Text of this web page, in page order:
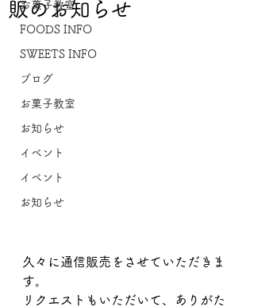
お菓子教室
FOODS INFO
SWEETS INFO
ブログ
お菓子教室
お知らせ
イベント
イベント
お知らせ
販のお知らせ
久々に通信販売をさせていただきま
す。
リクエストもいただいて、ありがた